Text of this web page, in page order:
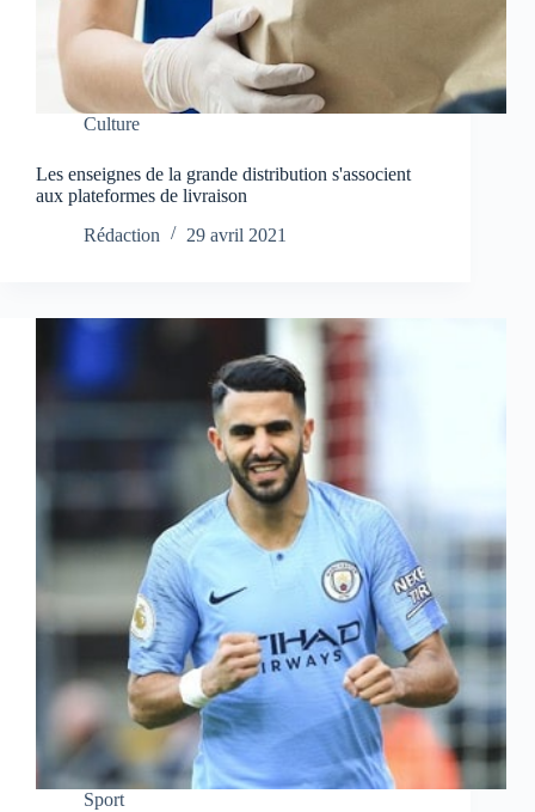
Culture
Les enseignes de la grande distribution s'associent
aux plateformes de livraison
Rédaction
29 avril 2021
Sport